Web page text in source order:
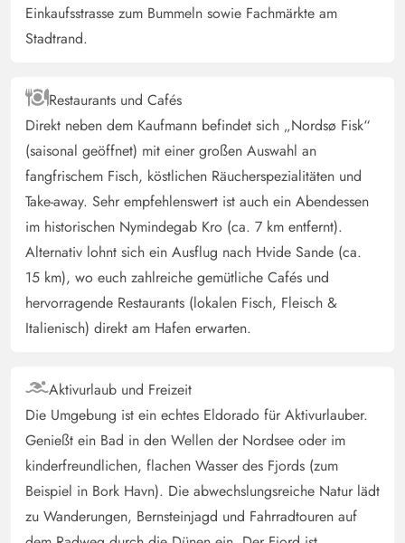
leichten Renovierungsstau( Küche, Terrasse) Der
Aktivitätraum als extra ist sehr schön, jedoch ist die
Esszimmer, Küche) ist sehr geräumig.
Gast
Deutschland
5 von 5
5 von 5
5 out of 5
15/03/2025
Das Ferienhaus hat eine schön ruhige Lage, es ist sehr
großflächig aufgeteilt. Die Schlafzimmer sind je mit
einem Flur und nebenliegenden Bad verbaut, was sehr
praktisch ist. Der Wohnbereich ist hell und wärmt sich
bereits bei kleiner Heizungseinstellung und Sonnenlicht
bereits schön auf. Den Rest kann man mit dem Kamin
gesamten Raum abgibt - dafür ist dieser vermutlich
einfach zu gross. Die Fernseher selbst haben keine HDMI
Anschlüsse, stattdessen USB Anschlüsse um eigene
Konsolen anzuschließen. Eine Wii und PS1 sind im
Spielzimmer vorhaben. Um dort hin kommen, muss man
über die Terrasse in den Nebenraum gehen - dieser ist
nicht durch eine Tür mit dem Hauptgebäude verbunden.
Einkaufsstrasse zum Bummeln sowie Fachmärkte am
Stadtrand.
Restaurants und Cafés
Direkt neben dem Kaufmann befindet sich „Nordsø Fisk“
(saisonal geöffnet) mit einer großen Auswahl an
fangfrischem Fisch, köstlichen Räucherspezialitäten und
Take-away. Sehr empfehlenswert ist auch ein Abendessen
im historischen Nymindegab Kro (ca. 7 km entfernt).
Alternativ lohnt sich ein Ausflug nach Hvide Sande (ca.
15 km), wo euch zahlreiche gemütliche Cafés und
hervorragende Restaurants (lokalen Fisch, Fleisch &
Italienisch) direkt am Hafen erwarten.
Aktivurlaub und Freizeit
Die Umgebung ist ein echtes Eldorado für Aktivurlauber.
Genießt ein Bad in den Wellen der Nordsee oder im
kinderfreundlichen, flachen Wasser des Fjords (zum
Beispiel in Bork Havn). Die abwechslungsreiche Natur lädt
zu Wanderungen, Bernsteinjagd und Fahrradtouren auf